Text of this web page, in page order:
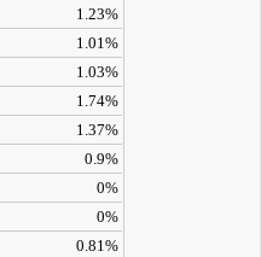
1.23%
1.01%
1.03%
1.74%
1.37%
0.9%
0%
0%
0.81%